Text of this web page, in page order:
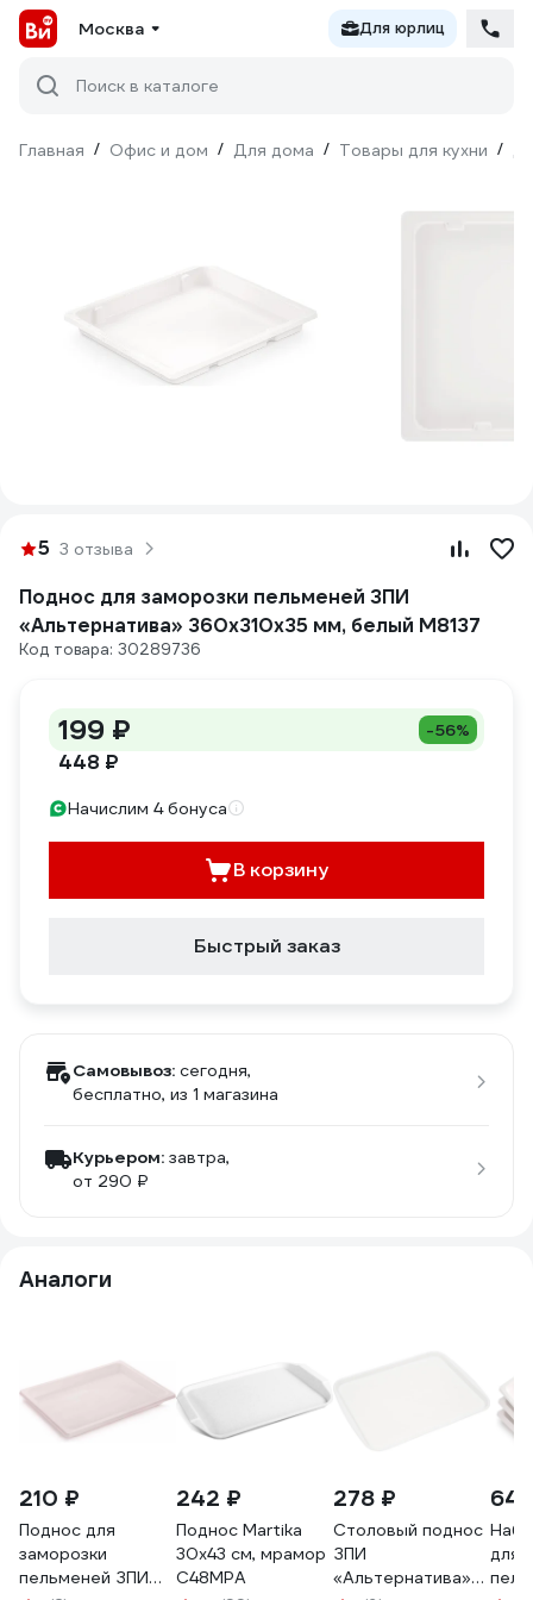
Москва Для юрлиц
Поиск в каталоге
Главная / Офис и дом / Для дома / Товары для кухни /
5 3 отзыва
Поднос для заморозки пельменей ЗПИ
«Альтернатива» 360x310x35 мм, белый М8137
Код товара: 30289736
199 ₽ -56%
448 ₽
Начислим 4 бонуса
В корзину
Быстрый заказ
Самовывоз: сегодня,
бесплатно, из 1 магазина
Курьером: завтра,
от 290 ₽
Аналоги
210 ₽
Поднос для
заморозки
пельменей ЗПИ
242 ₽
Поднос Martika
30x43 см, мрамор
С48МРА
278 ₽
Столовый поднос
ЗПИ
«Альтернатива»
для